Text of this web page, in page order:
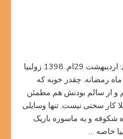
تاریخ آخرین به روز رسانی: اردیبهشت 29ام, 1398 زولبیا
رمضانه. چقدر خوبه که
و از سالم بودنش هم مطمئن
سختی نیست. تنها وسایلی
شکوفه و یه ماسوره باریک
خاصه …